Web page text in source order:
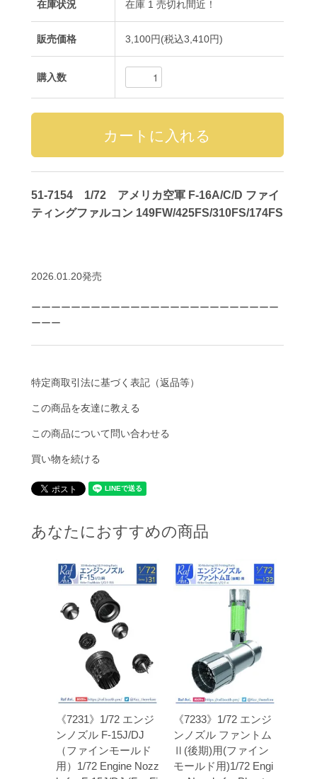
在庫状況 在庫 1 売切れ間近！
販売価格 3,100円(税込3,410円)
購入数
51-7154 1/72 アメリカ空軍 F-16A/C/D ファイ
ティングファルコン 149FW/425FS/310FS/174FS
2026.01.20発売
ーーーーーーーーーーーーーーーーーーーーーーーーー
ーーー
特定商取引法に基づく表記（返品等）
この商品を友達に教える
この商品について問い合わせる
買い物を続ける
あなたにおすすめの商品
《7231》1/72 エンジ
ンノズル F-15J/DJ
（ファインモールド
用）1/72 Engine Nozz
《7233》1/72 エンジ
ンノズル ファントム
Ⅱ(後期)用(ファイン
モールド用)1/72 Engi